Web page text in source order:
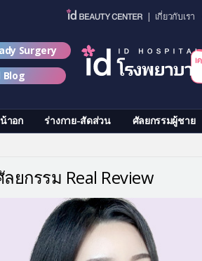
| เกี่ยวกับเรา
าอก ร่างกาย-สัดส่วน ศัลยกรรมผู้ชาย
Surgery
Blog
ยกรรม Real Review